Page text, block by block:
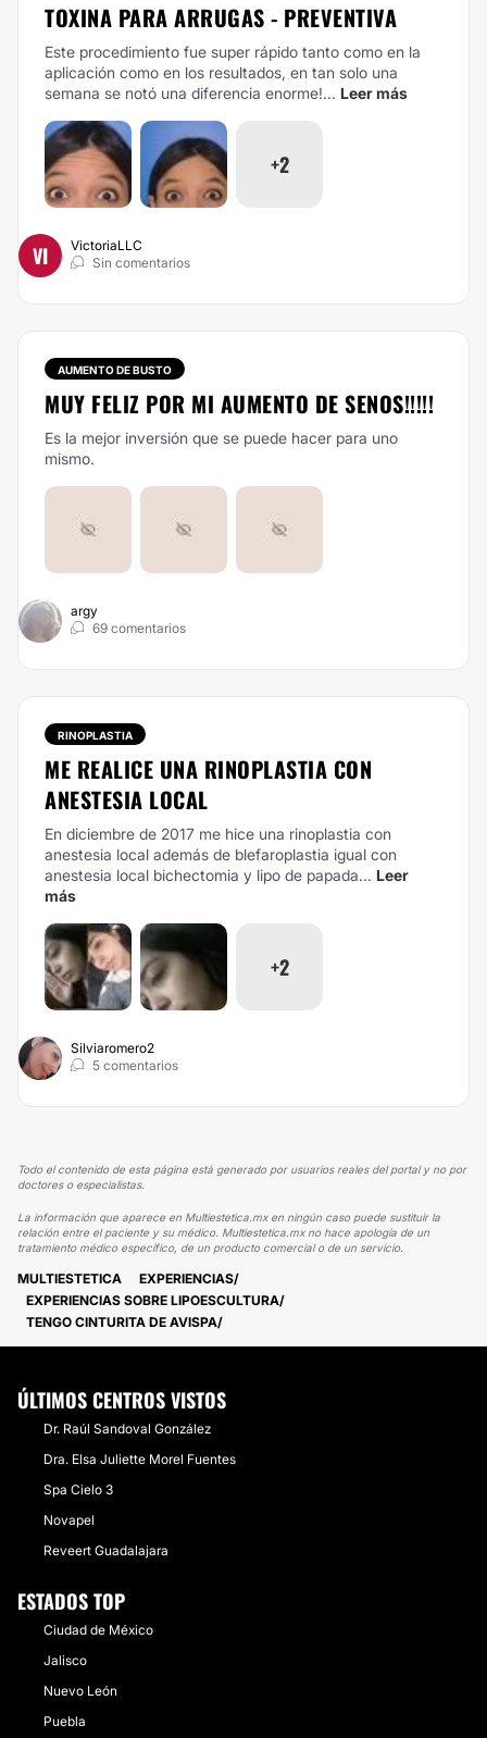
TOXINA PARA ARRUGAS - PREVENTIVA
Este procedimiento fue super rápido tanto como en la
aplicación como en los resultados, en tan solo una
semana se notó una diferencia enorme!... Leer más
+2
VI
VictoriaLLC
Sin comentarios
AUMENTO DE BUSTO
MUY FELIZ POR MI AUMENTO DE SENOS!!!!!
Es la mejor inversión que se puede hacer para uno
mismo.
argy
69 comentarios
RINOPLASTIA
ME REALICE UNA RINOPLASTIA CON
ANESTESIA LOCAL
En diciembre de 2017 me hice una rinoplastia con
anestesia local además de blefaroplastia igual con
anestesia local bichectomia y lipo de papada... Leer
más
+2
Silviaromero2
5 comentarios
Todo el contenido de esta página está generado por usuarios reales del portal y no por
doctores o especialistas.
La información que aparece en Multiestetica.mx en ningún caso puede sustituir la
relación entre el paciente y su médico. Multiestetica.mx no hace apología de un
tratamiento médico específico, de un producto comercial o de un servicio.
MULTIESTETICA
EXPERIENCIAS
EXPERIENCIAS SOBRE LIPOESCULTURA
TENGO CINTURITA DE AVISPA
ÚLTIMOS CENTROS VISTOS
Dr. Raúl Sandoval González
Dra. Elsa Juliette Morel Fuentes
Spa Cielo 3
Novapel
Reveert Guadalajara
ESTADOS TOP
Ciudad de México
Jalisco
Nuevo León
Puebla